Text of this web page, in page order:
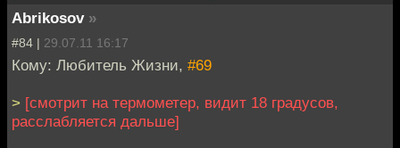
Abrikosov »
#84 | 29.07.11 16:17
Кому: Любитель Жизни, #69
> [смотрит на термометер, видит 18 градусов,
расслабляется дальше]